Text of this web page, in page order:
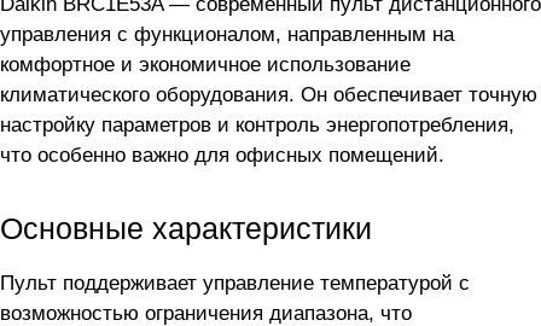
управления с функционалом, направленным на
комфортное и экономичное использование
климатического оборудования. Он обеспечивает точную
настройку параметров и контроль энергопотребления,
что особенно важно для офисных помещений.
Основные характеристики
Пульт поддерживает управление температурой с
возможностью ограничения диапазона, что